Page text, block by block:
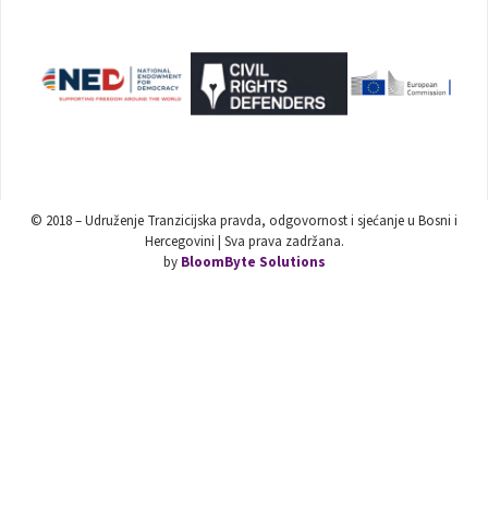
© 2018 – Udruženje Tranzicijska pravda, odgovornost i sjećanje u Bosni i
Hercegovini | Sva prava zadržana.
by BloomByte Solutions